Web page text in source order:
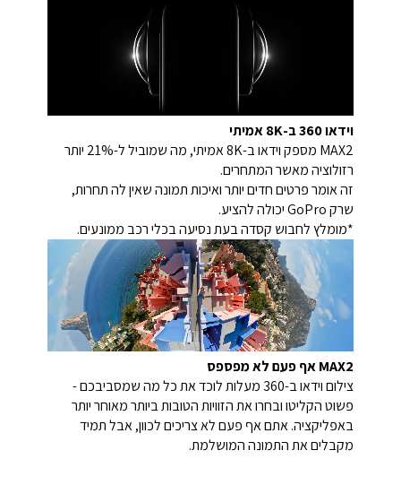
וידאו 360 ב-8K אמיתי
MAX2 מספק וידאו ב-8K אמיתי, מה שמוביל ל-21% יותר
רזולוציה מאשר המתחרים.
זה אומר פרטים חדים יותר ואיכות תמונה שאין לה תחרות,
שרק GoPro יכולה להציע.
*מומלץ לחבוש קסדה בעת נסיעה בכלי רכב ממונעים.
MAX2 אף פעם לא מפספס
צילום וידאו ב-360 מעלות לוכד את כל מה שמסביבכם -
פשוט הקליטו ובחרו את הזוויות הטובות ביותר מאוחר יותר
באפליקציה. אתם אף פעם לא צריכים לכוון, אבל תמיד
מקבלים את התמונה המושלמת.